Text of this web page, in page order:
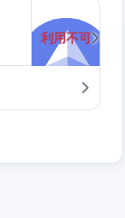
利用不可